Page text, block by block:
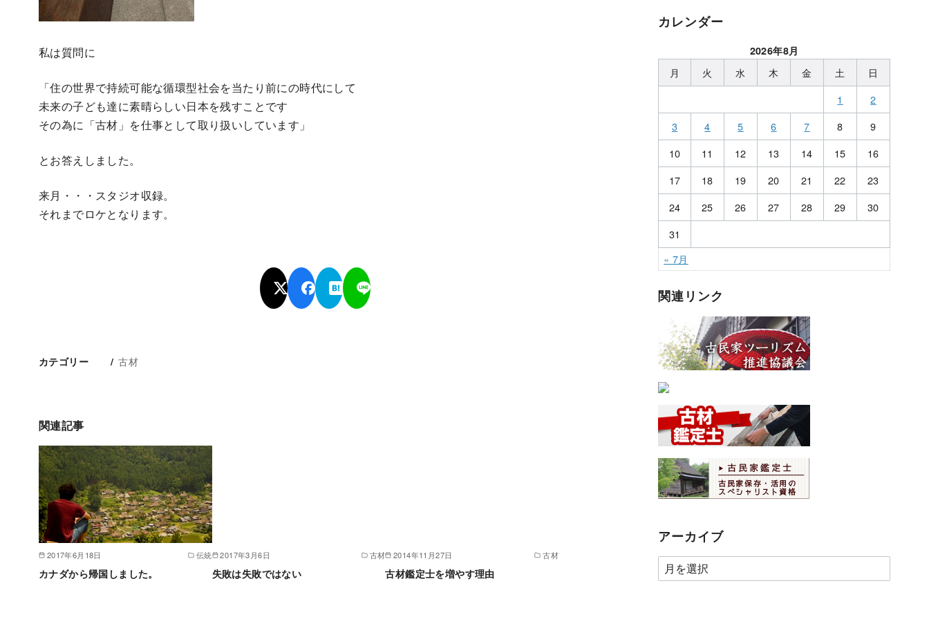
私は質問に
「住の世界で持続可能な循環型社会を当たり前にの時代にして
未来の子ども達に素晴らしい日本を残すことです
その為に「古材」を仕事として取り扱いしています」
とお答えしました。
来月・・・スタジオ収録。
それまでロケとなります。
カテゴリー 古材
関連記事
2017年6月18日 伝統
カナダから帰国しました。
2017年3月6日 古材
失敗は失敗ではない
2014年11月27日 古材
古材鑑定士を増やす理由
カレンダー
2026年8月
月 火 水 木 金 土
日
1
2
3
4 5 6 7 8
9
10
11 12 13 14 15
16
17
18 19 20 21 22
23
24
25 26 27 28 29
30
31
« 7月
関連リンク
アーカイブ
ア
ー